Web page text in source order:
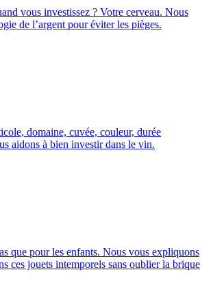
vous investissez ? Votre cerveau. Nous
de l’argent pour éviter les pièges.
domaine, cuvée, couleur, durée
aidons à bien investir dans le vin.
que pour les enfants. Nous vous expliquons
ces jouets intemporels sans oublier la brique